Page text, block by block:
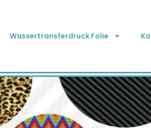
Wassertransferdruck Folie